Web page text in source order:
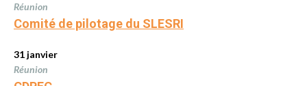
Réunion
Comité de pilotage du SLESRI
31 janvier
Réunion